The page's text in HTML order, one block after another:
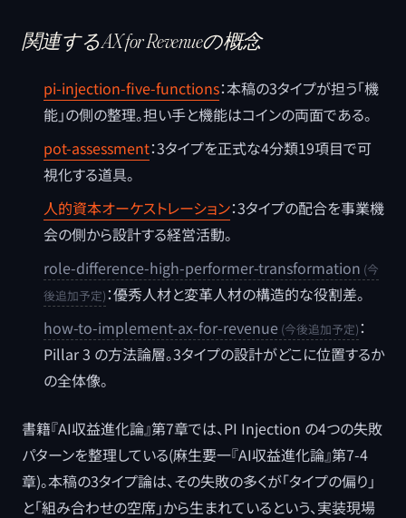
関連するAX for Revenueの概念
pi-injection-five-functions：本稿の3タイプが担う「機
能」の側の整理。担い手と機能はコインの両面である。
pot-assessment：3タイプを正式な4分類19項目で可
視化する道具。
人的資本オーケストレーション：3タイプの配合を事業機
会の側から設計する経営活動。
role-difference-high-performer-transformation
：優秀人材と変革人材の構造的な役割差。
how-to-implement-ax-for-revenue
：
Pillar 3 の方法論層。3タイプの設計がどこに位置するか
の全体像。
書籍『AI収益進化論』第7章では、PI Injection の4つの失敗
パターンを整理している(麻生要一『AI収益進化論』第7-4
章)。本稿の3タイプ論は、その失敗の多くが「タイプの偏り」
と「組み合わせの空席」から生まれているという、実装現場